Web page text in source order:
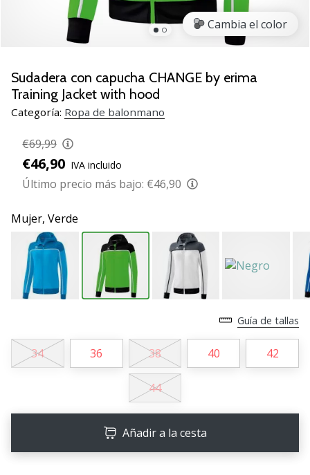
balonmano
Accelerate
NITRO
SQD
5!
las
actualizaciones
técnicas
25. 11. 2024
2 min. de lectura
¡Conviértete
Weplayhandball!
¿Te
jugón?
en
Cambia el color
Sudadera con capucha CHANGE by erima
Training Jacket with hood
Categoría: Ropa de balonmano
€69,99
€46,90 IVA incluido
Último precio más bajo: €46,90
Mujer, Verde
Guía de tallas
34 36 38 40 42
44
Añadir a la cesta